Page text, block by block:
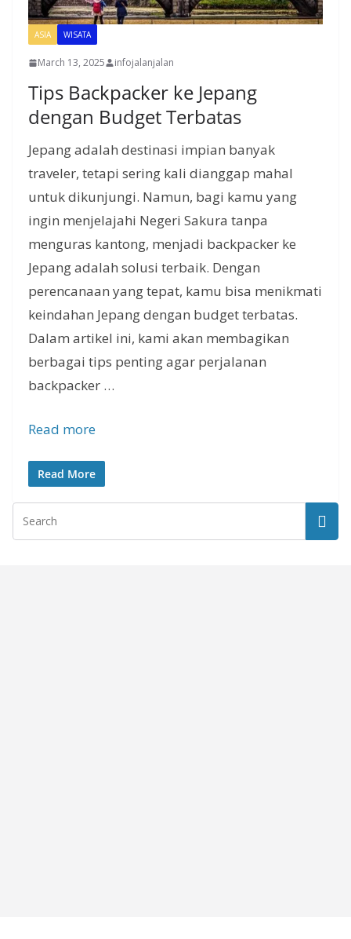
ASIA WISATA
March 13, 2025 infojalanjalan
Tips Backpacker ke Jepang
dengan Budget Terbatas
Jepang adalah destinasi impian banyak
traveler, tetapi sering kali dianggap mahal
untuk dikunjungi. Namun, bagi kamu yang
ingin menjelajahi Negeri Sakura tanpa
menguras kantong, menjadi backpacker ke
Jepang adalah solusi terbaik. Dengan
perencanaan yang tepat, kamu bisa menikmati
keindahan Jepang dengan budget terbatas.
Dalam artikel ini, kami akan membagikan
berbagai tips penting agar perjalanan
backpacker …
Read more
Read More